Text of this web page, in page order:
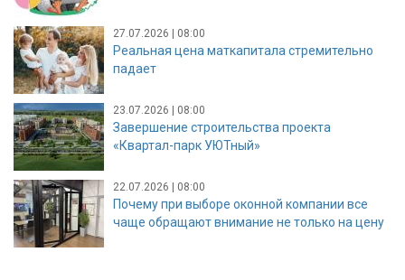
27.07.2026 | 08:00
Реальная цена маткапитала стремительно
падает
23.07.2026 | 08:00
Завершение строительства проекта
«Квартал-парк УЮТный»
22.07.2026 | 08:00
Почему при выборе оконной компании все
чаще обращают внимание не только на цену